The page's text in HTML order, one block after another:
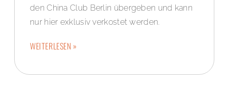
den China Club Berlin übergeben und kann
nur hier exklusiv verkostet werden.
WEITERLESEN »